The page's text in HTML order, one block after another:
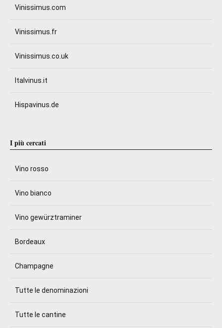
Vinissimus.com
Vinissimus.fr
Vinissimus.co.uk
Italvinus.it
Hispavinus.de
I più cercati
Vino rosso
Vino bianco
Vino gewürztraminer
Bordeaux
Champagne
Tutte le denominazioni
Tutte le cantine